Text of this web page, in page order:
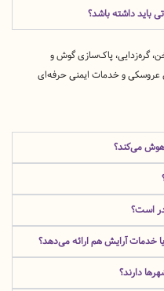
باشد؟
پاک‌سازی گوش و
ایمنی حرفه‌ای
هم ارائه می‌دهد؟